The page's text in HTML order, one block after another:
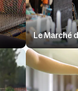
Le Marché